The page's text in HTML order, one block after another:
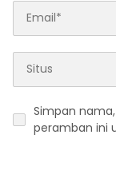
Simpan
peramban ini